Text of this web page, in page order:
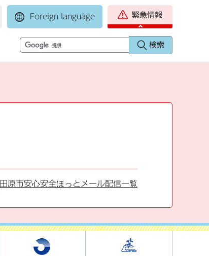
Foreign language 緊急情報
田原市安心安全ほっとメール配信一覧